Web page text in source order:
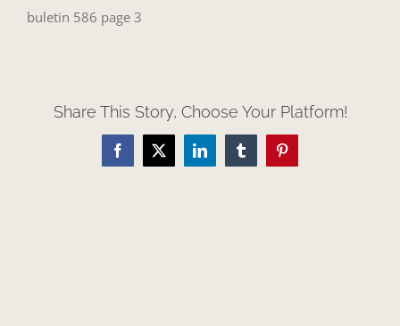
buletin 586 page 3
Share This Story, Choose Your Platform!
Facebook
X LinkedInTumblrPinterest